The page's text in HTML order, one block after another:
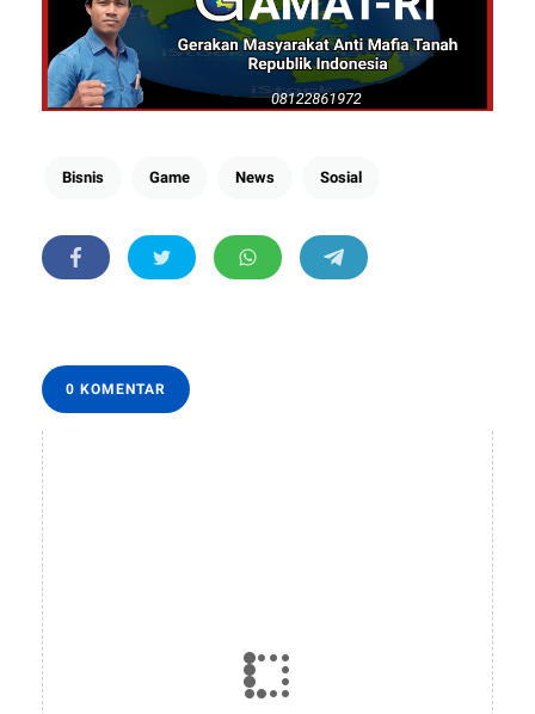
Bisnis Game News Sosial
0 KOMENTAR